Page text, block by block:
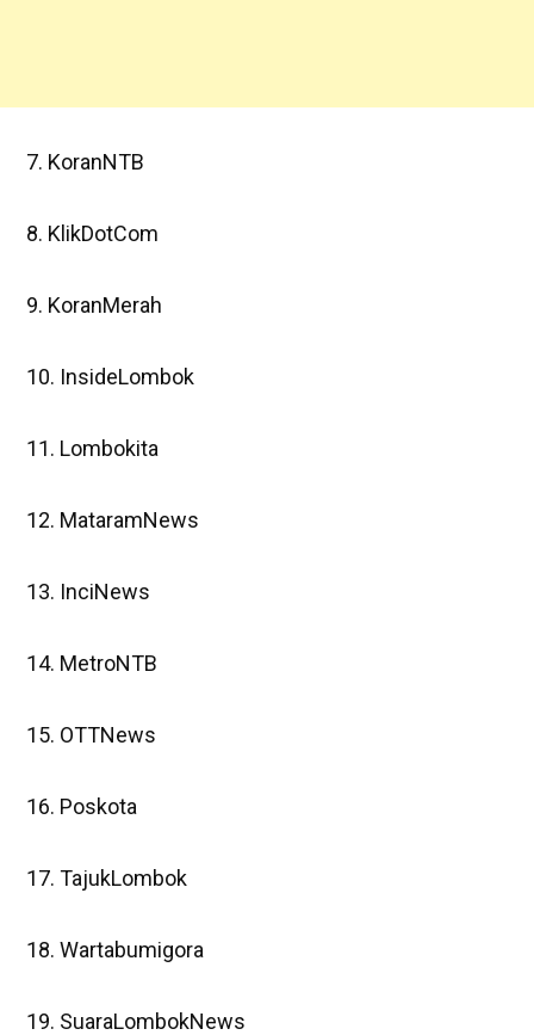
7. KoranNTB
8. KlikDotCom
9. KoranMerah
10. InsideLombok
11. Lombokita
12. MataramNews
13. InciNews
14. MetroNTB
15. OTTNews
16. Poskota
17. TajukLombok
18. Wartabumigora
19. SuaraLombokNews